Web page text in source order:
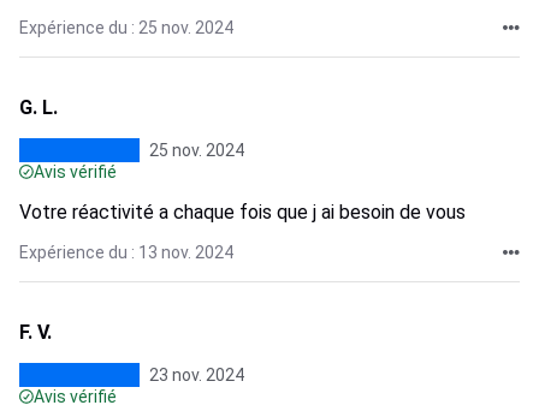
Expérience du : 25 nov. 2024
G. L.
25 nov. 2024
Avis vérifié
Votre réactivité a chaque fois que j ai besoin de vous
Expérience du : 13 nov. 2024
F. V.
23 nov. 2024
Avis vérifié